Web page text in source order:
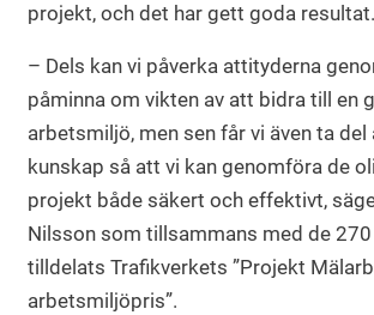
projekt, och det har gett goda resultat.
– Dels kan vi påverka attityderna
påminna om vikten av att bidra till en
arbetsmiljö, men sen får vi även ta del
kunskap så att vi kan genomföra de
projekt både säkert och effektivt,
Nilsson som tillsammans med de
tilldelats Trafikverkets ”Projekt
arbetsmiljöpris”.